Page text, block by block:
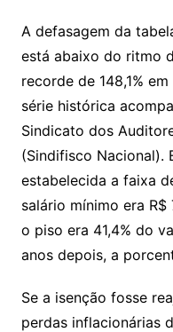
A defasagem da
está abaixo do ritmo
recorde de 148,1%
série histórica
Sindicato dos
(Sindifisco Nacional).
estabelecida a faixa
salário mínimo era R$
o piso era 41,4% do
anos depois, a
Se a isenção fosse
perdas inflacionárias